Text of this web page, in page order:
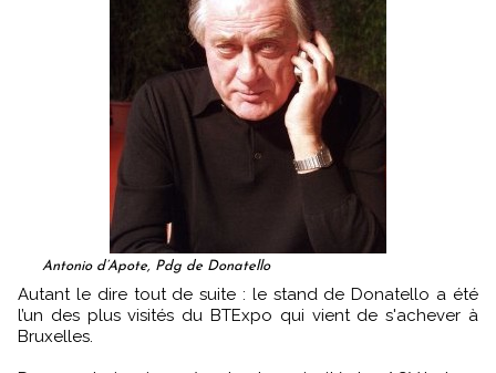
Antonio d’Apote, Pdg de Donatello
Autant le dire tout de suite : le stand de Donatello a été
l’un des plus visités du BTExpo qui vient de s'achever à
Bruxelles.